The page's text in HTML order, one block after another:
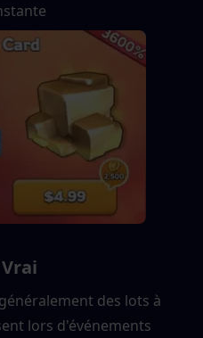
des lots à
lors d'événements